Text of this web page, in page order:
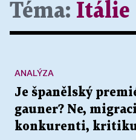
Téma: Itálie
Je španělský
gauner? Ne,
konkurenti, kritiku
ANALÝZA